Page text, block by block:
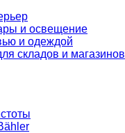
и освещение
и одеждой
складов и магазинов